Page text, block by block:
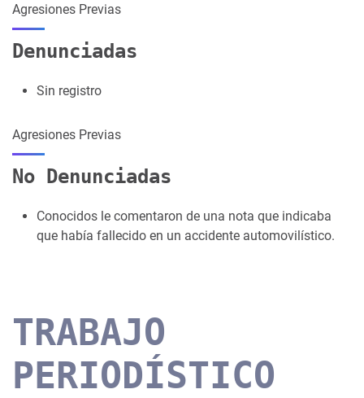
Agresiones Previas
Denunciadas
Sin registro
Agresiones Previas
No Denunciadas
Conocidos le comentaron de una nota que indicaba
que había fallecido en un accidente automovilístico.
TRABAJO
PERIODÍSTICO